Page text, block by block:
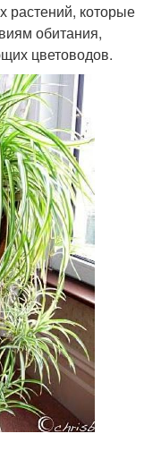
растений, которые
обитания,
цветоводов.